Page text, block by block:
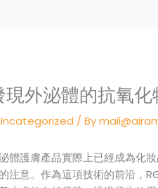
現外泌體的抗氧化
/ By
體護膚產品實際上已經成為化
注意。作為這項技術的前沿，